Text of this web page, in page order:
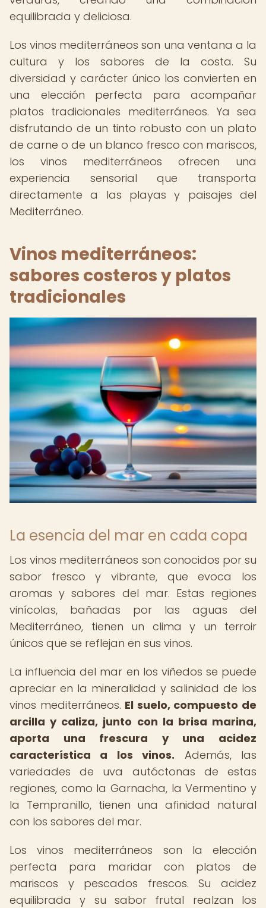
equilibrada y deliciosa.
Los vinos mediterráneos son una ventana a la
cultura y los sabores de la costa. Su
diversidad y carácter único los convierten en
una elección perfecta para acompañar
platos tradicionales mediterráneos. Ya sea
disfrutando de un tinto robusto con un plato
de carne o de un blanco fresco con mariscos,
los vinos mediterráneos ofrecen una
experiencia sensorial que transporta
directamente a las playas y paisajes del
Mediterráneo.
Vinos mediterráneos:
sabores costeros y platos
tradicionales
La esencia del mar en cada copa
Los vinos mediterráneos son conocidos por su
sabor fresco y vibrante, que evoca los
aromas y sabores del mar. Estas regiones
vinícolas, bañadas por las aguas del
Mediterráneo, tienen un clima y un terroir
únicos que se reflejan en sus vinos.
La influencia del mar en los viñedos se puede
apreciar en la mineralidad y salinidad de los
vinos mediterráneos. El suelo, compuesto de
arcilla y caliza, junto con la brisa marina,
aporta una frescura y una acidez
característica a los vinos. Además, las
variedades de uva autóctonas de estas
regiones, como la Garnacha, la Vermentino y
la Tempranillo, tienen una afinidad natural
con los sabores del mar.
Los vinos mediterráneos son la elección
perfecta para maridar con platos de
mariscos y pescados frescos. Su acidez
equilibrada y su sabor frutal realzan los